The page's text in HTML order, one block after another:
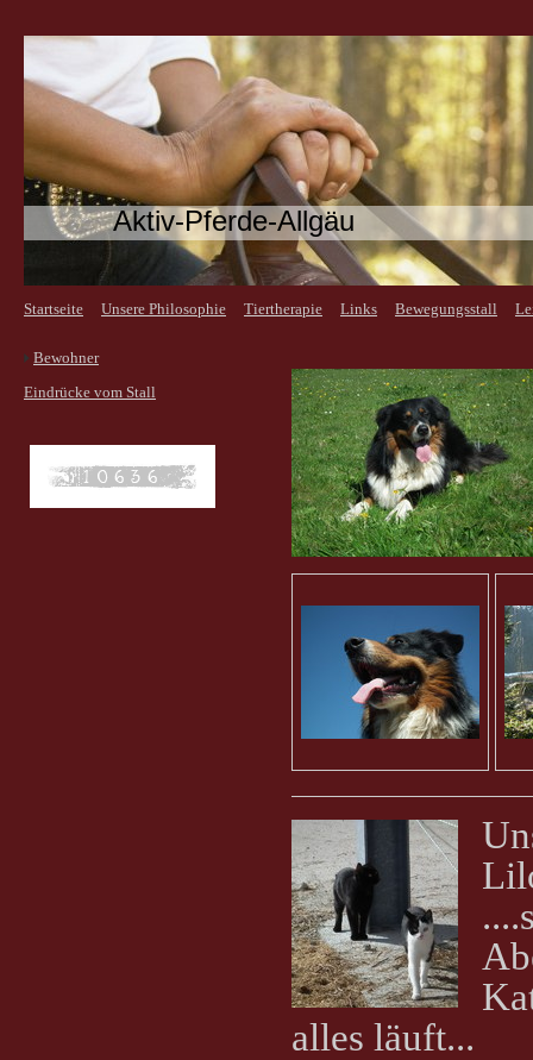
Aktiv-Pferde-Allgäu
Startseite Unsere Philosophie Tiertherapie Links Bewegungsstall
alles läuft...
Bewohner
Eindrücke vom Stall